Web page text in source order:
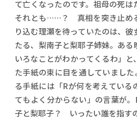
て亡くなったのです。祖母の死は
それとも……？ 真相を突き止め
り込む理瀬を待っていたのは、
たる、梨南子と梨耶子姉妹。ある
いろなことがわかってくるわ」
た手紙の束に目を通していました。
る手紙には「Rが何を考えている
てもよく分からない」の言葉が
子と梨耶子？ いったい誰を指す